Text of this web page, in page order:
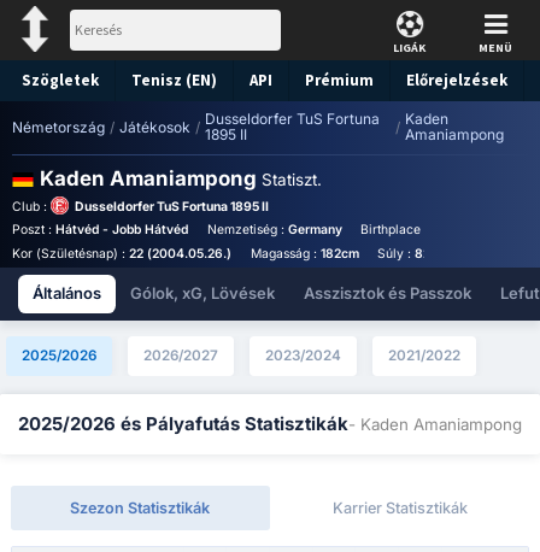
LIGÁK MENÜ
Szögletek Tenisz (EN) API Prémium Előrejelzések
Németország / Játékosok / Dusseldorfer TuS Fortuna
1895 II
/ Kaden
Amaniampong
Kaden Amaniampong Statiszt.
Club :
Dusseldorfer TuS Fortuna 1895 II
Poszt : Hátvéd - Jobb Hátvéd Nemzetiség : Germany Birthplace :
Kor (Születésnap) : 22 (2004.05.26.) Magasság : 182cm Súly :82kg
Általános Gólok, xG, Lövések Asszisztok és Passzok
2025/2026 2026/2027 2023/2024 2021/2022
2025/2026 és Pályafutás Statisztikák- Kaden Amaniampong
Szezon Statisztikák Karrier Statisztikák